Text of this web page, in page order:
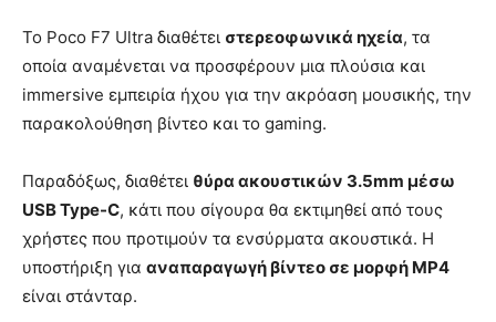
Το Poco F7 Ultra διαθέτει στερεοφωνικά ηχεία, τα
οποία αναμένεται να προσφέρουν μια πλούσια και
immersive εμπειρία ήχου για την ακρόαση μουσικής, την
παρακολούθηση βίντεο και το gaming.
Παραδόξως, διαθέτει θύρα ακουστικών 3.5mm μέσω
USB Type-C, κάτι που σίγουρα θα εκτιμηθεί από τους
χρήστες που προτιμούν τα ενσύρματα ακουστικά. Η
υποστήριξη για αναπαραγωγή βίντεο σε μορφή MP4
είναι στάνταρ.